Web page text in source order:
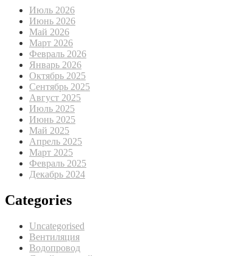
Июль 2026
Июнь 2026
Май 2026
Март 2026
Февраль 2026
Январь 2026
Октябрь 2025
Сентябрь 2025
Август 2025
Июль 2025
Июнь 2025
Май 2025
Апрель 2025
Март 2025
Февраль 2025
Декабрь 2024
Categories
Uncategorised
Вентиляция
Водопровод